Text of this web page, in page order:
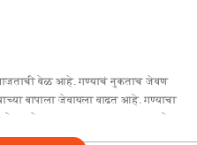
वेळ आहे. गण्याचं नुकताच जेवण
बापाला जेवायला वाढत आहे. गण्याचा
तेलाच्या कारखान्यावर काम करतो.
आहे पण त्यात जास्त उत्पन्न निघत नसे, म्हणून